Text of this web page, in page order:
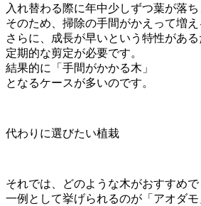
入れ替わる際に年中少しずつ葉が落ち
そのため、掃除の手間がかえって増え
さらに、成長が早いという特性がある
定期的な剪定が必要です。
結果的に「手間がかかる木」
となるケースが多いのです。
代わりに選びたい植栽
それでは、どのような木がおすすめで
一例として挙げられるのが「アオダモ